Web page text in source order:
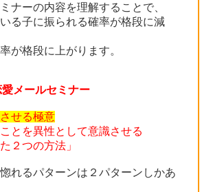
ナーの内容を理解することで、
る子に振られる確率が格段に減
が格段に上がります。
メールセミナー
せる極意
とを異性として意識させる
２つの方法」
れるパターンは２パターンしかあ